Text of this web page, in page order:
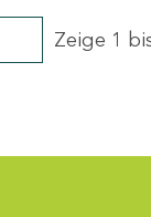
Zeige 1